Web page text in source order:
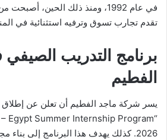
في عام 1992، ومنذ ذلك الحين،
تقدم تجارب تسوق وترفيه استثنائية في
برنامج التدريب
الفطيم
يسر شركة ماجد الفطيم أن تعلن عن إطلاق
2026. كذلك يهدف هذا البرنامج إلى